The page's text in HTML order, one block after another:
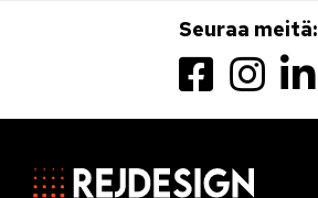
Jälleenmyyjät
Seuraa meitä: